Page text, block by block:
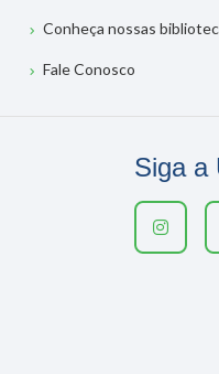
Conheça nossas
Fale Conosco
Siga a